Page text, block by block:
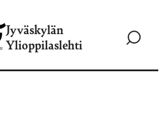
Jyväskylän
Ylioppilaslehti
Siirry